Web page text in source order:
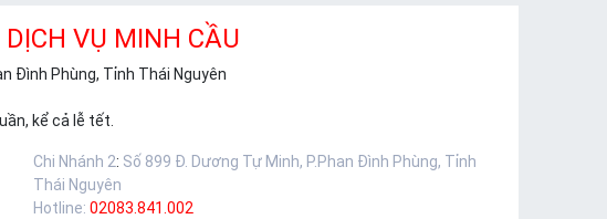
VỤ MINH CẦU
Đình Phùng, Tỉnh Thái Nguyên
kể cả lễ tết.
Chi Nhánh 2: Số 899 Đ. Dương Tự Minh, P.Phan Đình Phùng, Tỉnh
Thái Nguyên
Hotline: 02083.841.002